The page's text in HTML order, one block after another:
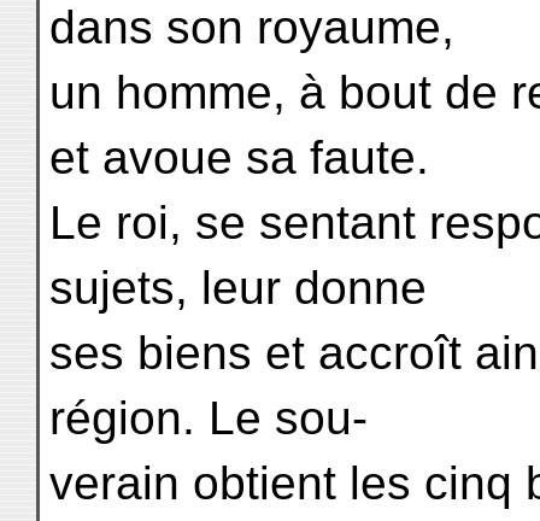
dans son royaume,
un homme, à bout de
et avoue sa faute.
Le roi, se sentant
sujets, leur donne
ses biens et accroît
région. Le sou-
verain obtient les cinq